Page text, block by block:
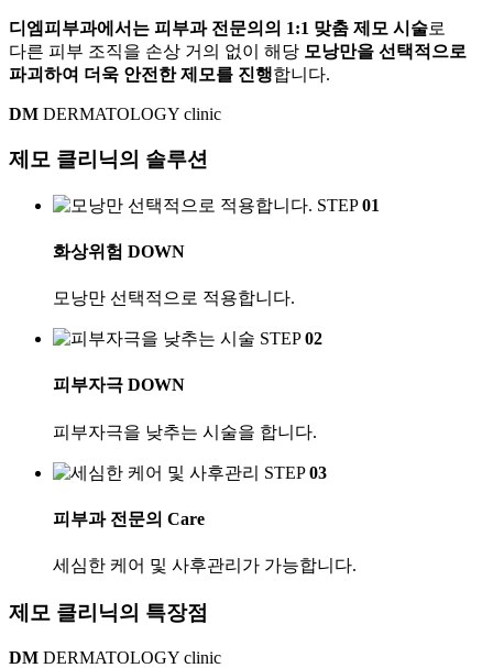
디엠피부과에서는 피부과 전문의의 1:1 맞춤 제모 시술로
다른 피부 조직을 손상 거의 없이 해당 모낭만을 선택적으로
파괴하여 더욱 안전한 제모를 진행합니다.
DM DERMATOLOGY clinic
제모 클리닉의 솔루션
STEP01
화상위험 DOWN
모낭만 선택적으로 적용합니다.
STEP02
피부자극 DOWN
피부자극을 낮추는 시술을 합니다.
STEP03
피부과 전문의 Care
세심한 케어 및 사후관리가 가능합니다.
제모 클리닉의 특장점
DM DERMATOLOGY clinic